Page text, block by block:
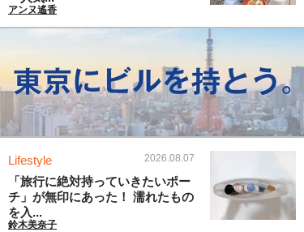
アンヌ遙香
Lifestyle 2026.08.07
「旅行に絶対持っていきたいポー
チ」が無印にあった！ 濡れたもの
を入...
鈴木美奈子